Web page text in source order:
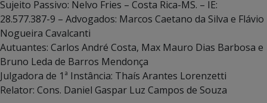
Sujeito Passivo: Nelvo Fries – Costa Rica-MS. – IE:
28.577.387-9 – Advogados: Marcos Caetano da Silva e Flávio
Nogueira Cavalcanti
Autuantes: Carlos André Costa, Max Mauro Dias Barbosa e
Bruno Leda de Barros Mendonça
Julgadora de 1ª Instância: Thaís Arantes Lorenzetti
Relator: Cons. Daniel Gaspar Luz Campos de Souza